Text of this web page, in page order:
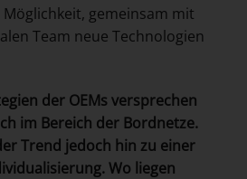
gemeinsam mit
Team neue Technologien
der OEMs versprechen
im Bereich der Bordnetze.
Trend jedoch hin zu einer
Wo liegen